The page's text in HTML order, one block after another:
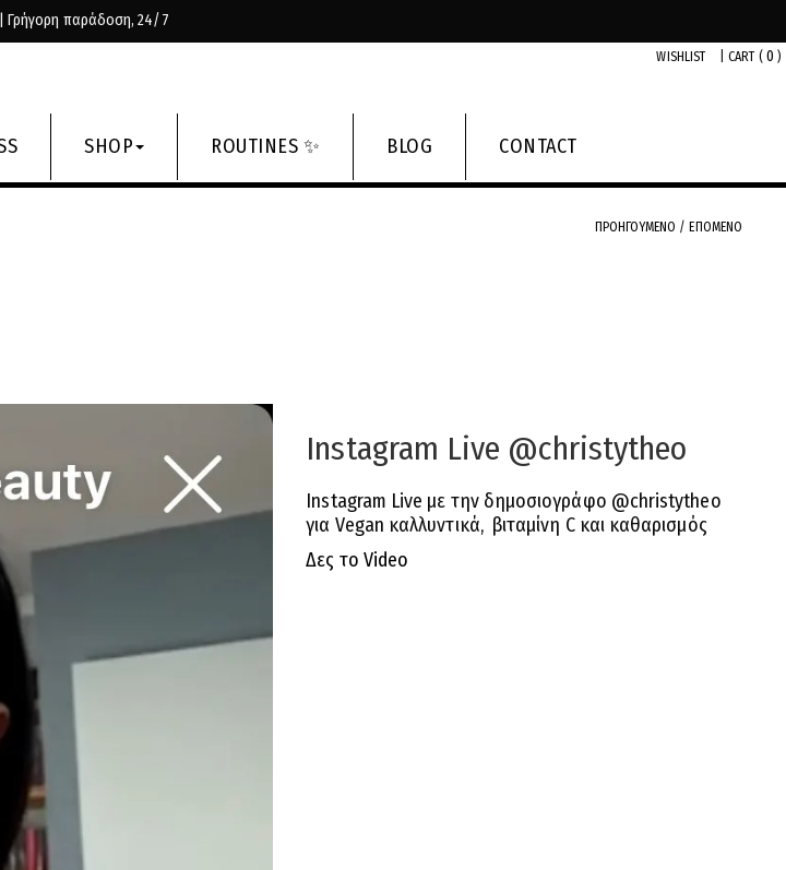
| Γρήγορη παράδοση, 24/7
WISHLIST CART ( 0 )
SHOP ROUTINES ✨ BLOG CONTACT
ΠΡΟΗΓΟΥΜΕΝΟ / ΕΠΟΜΕΝΟ
Instagram Live @christytheo
Instagram Live με την δημοσιογράφο @christytheo
για Vegan καλλυντικά, βιταμίνη C και καθαρισμός
Δες το Video